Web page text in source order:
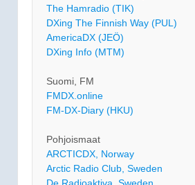
The Hamradio (TIK)
DXing The Finnish Way (PUL)
AmericaDX (JEÖ)
DXing Info (MTM)
Suomi, FM
FMDX.online
FM-DX-Diary (HKU)
Pohjoismaat
ARCTICDX, Norway
Arctic Radio Club, Sweden
De Radioaktiva, Sweden